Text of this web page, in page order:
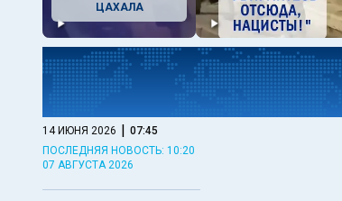
ЦАХАЛА
14 ИЮНЯ 2026 | 07:45
ПОСЛЕДНЯЯ НОВОСТЬ: 10:20
07 АВГУСТА 2026